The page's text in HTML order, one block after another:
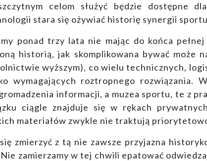
celom służyć będzie dostępne
stara się ożywiać historię synergii
ponad trzy lata nie mając do końca
historią, jak skomplikowana bywać może
wyższym), co wielu technicznych,
wymagających roztropnego rozwiązania.
informacji, a muzea sportu, te z
ciągle znajduje się w rękach
materiałów zwykle nie traktują
zmierzyć z tą nie zawsze przyjazna
Nie zamierzamy w tej chwili epatować